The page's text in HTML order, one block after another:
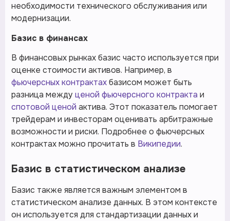
необходимости технического обслуживания или
модернизации.
Базис в финансах
В финансовых рынках базис часто используется при
оценке стоимости активов. Например, в
фьючерсных контрактахбазисом может быть
разница между ценой фьючерсного контракта и
спотовой ценой актива. Этот показатель помогает
трейдерам и инвесторам оценивать арбитражные
возможности и риски. Подробнее о фьючерсных
контрактах можно прочитать в Википедии.
Базис в статистическом анализе
Базис также является важным элементом в
статистическом анализе данных. В этом контексте
он используется для стандартизации данных и